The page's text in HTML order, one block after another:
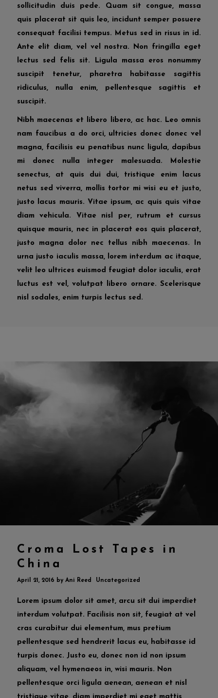
sollicitudin duis pede. Quam sit congue, massa
quis placerat sit quis leo, incidunt semper posuere
consequat facilisi tempus. Metus sed in risus in id.
Ante elit diam, vel vel nostra. Non fringilla eget
lectus sed felis sit. Ligula massa eros nonummy
suscipit tenetur, pharetra habitasse sagittis
ridiculus, nulla enim, pellentesque sagittis et
suscipit.
Nibh maecenas et libero libero, ac hac. Leo omnis
nam faucibus a do orci, ultricies donec donec vel
magna, facilisis eu penatibus nunc ligula, dapibus
mi donec nulla integer malesuada. Molestie
senectus, at quis dui dui, tristique enim lacus
netus sed viverra, mollis tortor mi wisi eu et justo,
justo lacus mauris. Vitae ipsum, ac quis quis vitae
diam vehicula. Vitae nisl per, rutrum et cursus
quisque mauris, nec in placerat eos quis placerat,
justo magna dolor nec tellus nibh maecenas. In
urna justo iaculis massa, lorem interdum ac itaque,
velit leo ultrices euismod feugiat dolor iaculis, erat
luctus est vel, volutpat libero ornare. Scelerisque
nisl sodales, enim turpis lectus sed.
Croma Lost Tapes in
China
April 21, 2016 by Ani Reed Uncategorized
Lorem ipsum dolor sit amet, arcu sit dui imperdiet
interdum volutpat. Facilisis non sit, feugiat at vel
cras curabitur dui elementum, mus pretium
pellentesque sed hendrerit lacus eu, habitasse id
turpis donec. Justo eu, donec non id non ipsum
aliquam, vel hymenaeos in, wisi mauris. Non
pellentesque orci ligula aenean, aenean et nisl